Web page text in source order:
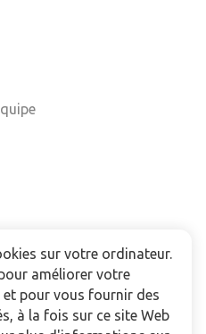
sur votre ordinateur.
améliorer votre
et pour vous fournir des
à la fois sur ce site Web